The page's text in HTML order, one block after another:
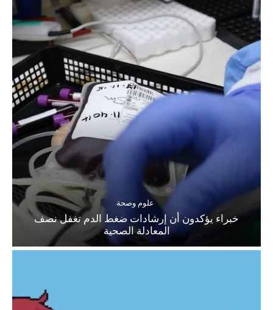
علوم وصحة
خبراء يؤكدون أن إرشادات ضغط الدم تغفل نصف
المعادلة الصحية